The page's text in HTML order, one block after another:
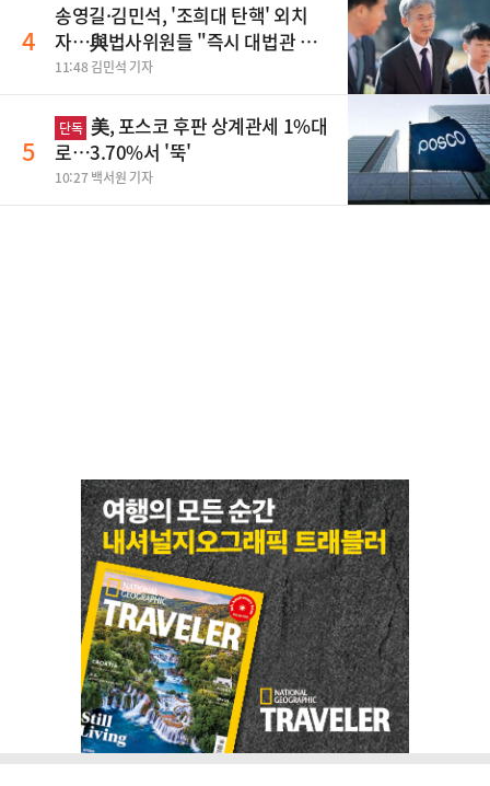
4
송영길·김민석, '조희대 탄핵' 외치
자…與법사위원들 "즉시 대법관 제
청하라"
11:48 김민석 기자
5
단독 美, 포스코 후판 상계관세 1%대
로…3.70%서 '뚝'
10:27 백서원 기자